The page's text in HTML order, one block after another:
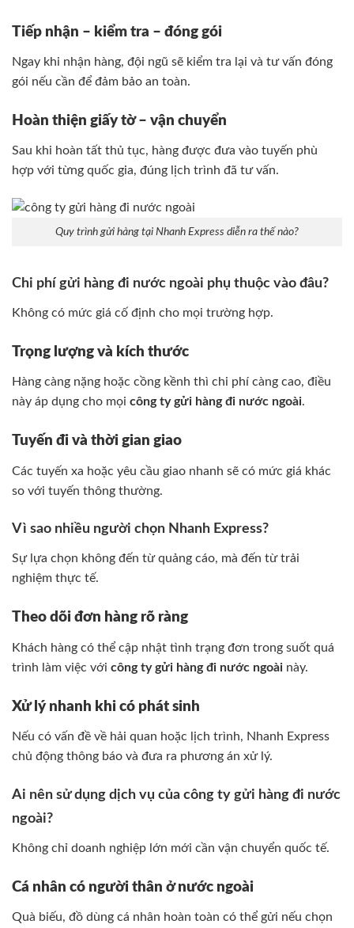
Tiếp nhận – kiểm tra – đóng gói
Ngay khi nhận hàng, đội ngũ sẽ kiểm tra lại và tư vấn đóng
gói nếu cần để đảm bảo an toàn.
Hoàn thiện giấy tờ – vận chuyển
Sau khi hoàn tất thủ tục, hàng được đưa vào tuyến phù
hợp với từng quốc gia, đúng lịch trình đã tư vấn.
Quy trình gửi hàng tại Nhanh Express diễn ra thế nào?
Chi phí gửi hàng đi nước ngoài phụ thuộc vào đâu?
Không có mức giá cố định cho mọi trường hợp.
Trọng lượng và kích thước
Hàng càng nặng hoặc cồng kềnh thì chi phí càng cao, điều
này áp dụng cho mọi công ty gửi hàng đi nước ngoài.
Tuyến đi và thời gian giao
Các tuyến xa hoặc yêu cầu giao nhanh sẽ có mức giá khác
so với tuyến thông thường.
Vì sao nhiều người chọn Nhanh Express?
Sự lựa chọn không đến từ quảng cáo, mà đến từ trải
nghiệm thực tế.
Theo dõi đơn hàng rõ ràng
Khách hàng có thể cập nhật tình trạng đơn trong suốt quá
trình làm việc với công ty gửi hàng đi nước ngoài này.
Xử lý nhanh khi có phát sinh
Nếu có vấn đề về hải quan hoặc lịch trình, Nhanh Express
chủ động thông báo và đưa ra phương án xử lý.
Ai nên sử dụng dịch vụ của công ty gửi hàng đi nước
ngoài?
Không chỉ doanh nghiệp lớn mới cần vận chuyển quốc tế.
Cá nhân có người thân ở nước ngoài
Quà biếu, đồ dùng cá nhân hoàn toàn có thể gửi nếu chọn